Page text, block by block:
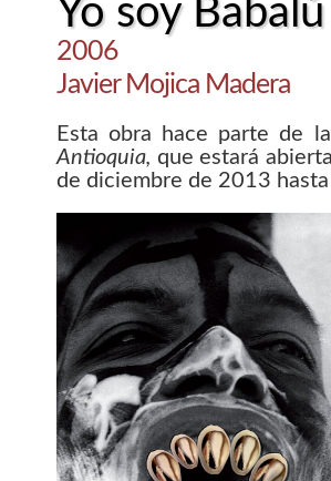
Yo soy Babalú
2006
Javier Mojica Madera
Esta obra hace parte de
Antioquia, que estará
de diciembre de 2013